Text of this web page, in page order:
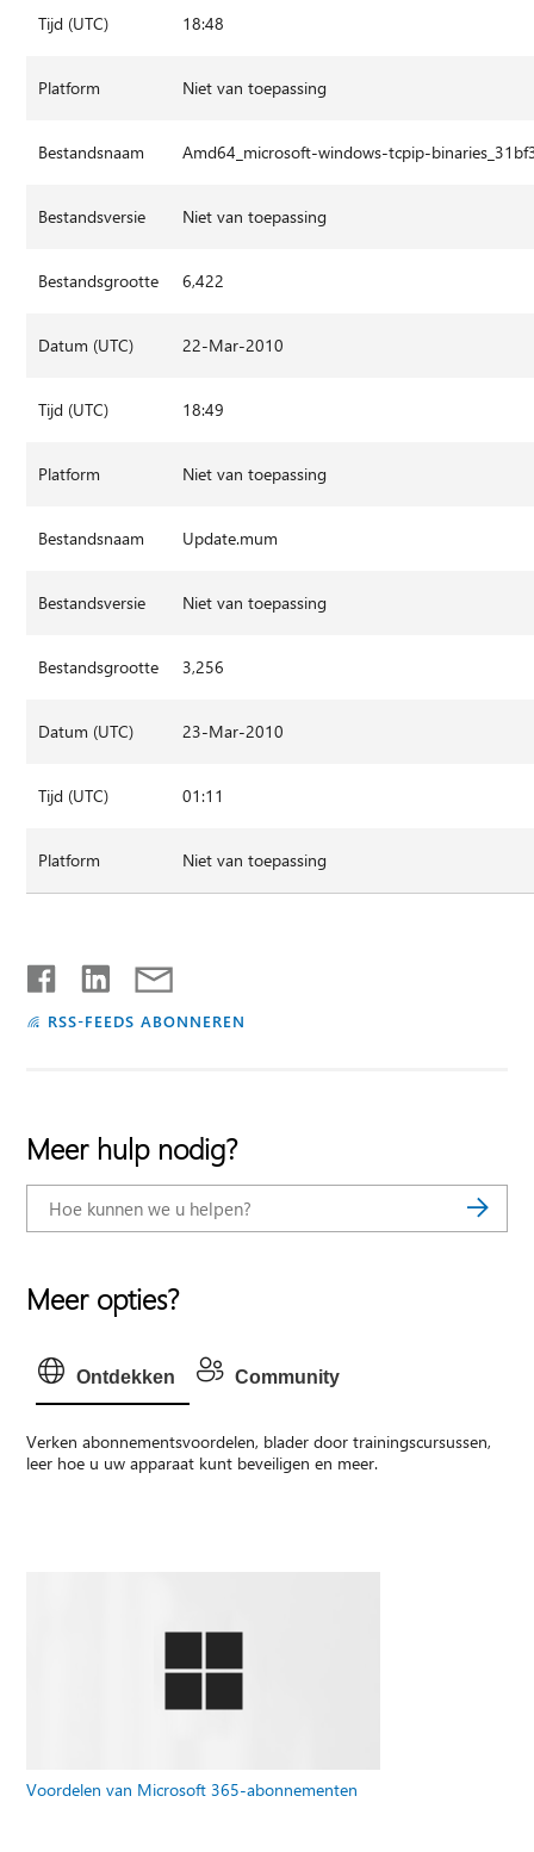
Tijd (UTC) 18:48
Platform Niet van toepassing
Bestandsnaam Amd64_microsoft-windows-tcpip-
Bestandsversie Niet van toepassing
Bestandsgrootte 6,422
Datum (UTC) 22-Mar-2010
Tijd (UTC) 18:49
Platform Niet van toepassing
Bestandsnaam Update.mum
Bestandsversie Niet van toepassing
Bestandsgrootte 3,256
Datum (UTC) 23-Mar-2010
Tijd (UTC) 01:11
Platform Niet van toepassing
RSS-FEEDS ABONNEREN
Meer hulp nodig?
Meer opties?
Ontdekken Community
Verken abonnementsvoordelen, blader door trainingscursussen,
leer hoe u uw apparaat kunt beveiligen en meer.
Voordelen van Microsoft 365-abonnementen